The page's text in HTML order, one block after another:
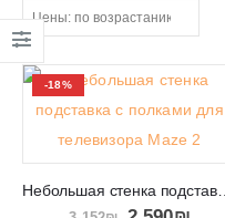
-18%
Небольшая стенка подставка с полками для телевизора Maze 2